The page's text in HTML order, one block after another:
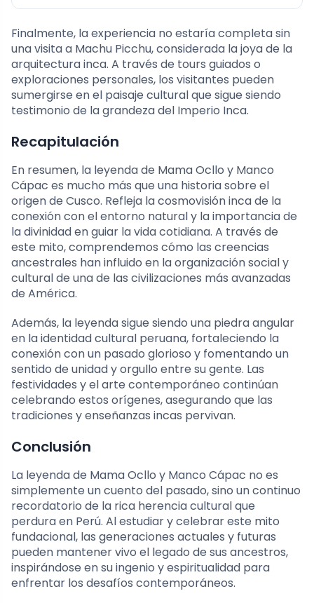
Finalmente, la experiencia no estaría completa sin
una visita a Machu Picchu, considerada la joya de la
arquitectura inca. A través de tours guiados o
exploraciones personales, los visitantes pueden
sumergirse en el paisaje cultural que sigue siendo
testimonio de la grandeza del Imperio Inca.
Recapitulación
En resumen, la leyenda de Mama Ocllo y Manco
Cápac es mucho más que una historia sobre el
origen de Cusco. Refleja la cosmovisión inca de la
conexión con el entorno natural y la importancia de
la divinidad en guiar la vida cotidiana. A través de
este mito, comprendemos cómo las creencias
ancestrales han influido en la organización social y
cultural de una de las civilizaciones más avanzadas
de América.
Además, la leyenda sigue siendo una piedra angular
en la identidad cultural peruana, fortaleciendo la
conexión con un pasado glorioso y fomentando un
sentido de unidad y orgullo entre su gente. Las
festividades y el arte contemporáneo continúan
celebrando estos orígenes, asegurando que las
tradiciones y enseñanzas incas pervivan.
Conclusión
La leyenda de Mama Ocllo y Manco Cápac no es
simplemente un cuento del pasado, sino un continuo
recordatorio de la rica herencia cultural que
perdura en Perú. Al estudiar y celebrar este mito
fundacional, las generaciones actuales y futuras
pueden mantener vivo el legado de sus ancestros,
inspirándose en su ingenio y espiritualidad para
enfrentar los desafíos contemporáneos.